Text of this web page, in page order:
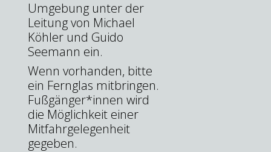
Umgebung unter der
Leitung von Michael
Köhler und Guido
Seemann ein.
Wenn vorhanden, bitte
ein Fernglas mitbringen.
Fußgänger*innen wird
die Möglichkeit einer
Mitfahrgelegenheit
gegeben.